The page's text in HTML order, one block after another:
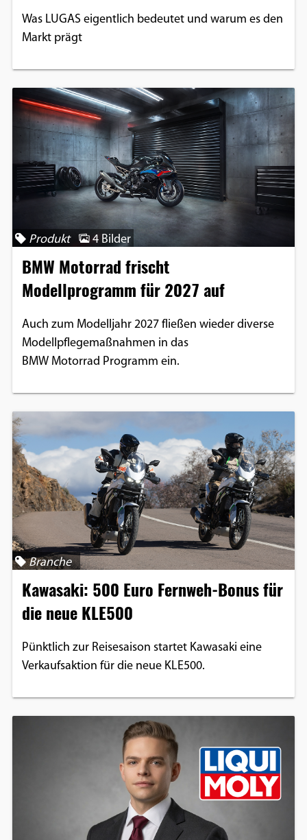
Was LUGAS eigentlich bedeutet und warum es den
Markt prägt
Produkt 4 Bilder
BMW Motorrad frischt
Modellprogramm für 2027 auf
Auch zum Modelljahr 2027 fließen wieder diverse
Modellpflegemaßnahmen in das
BMW Motorrad Programm ein.
Branche
Kawasaki: 500 Euro Fernweh-Bonus für
die neue KLE500
Pünktlich zur Reisesaison startet Kawasaki eine
Verkaufsaktion für die neue KLE500.